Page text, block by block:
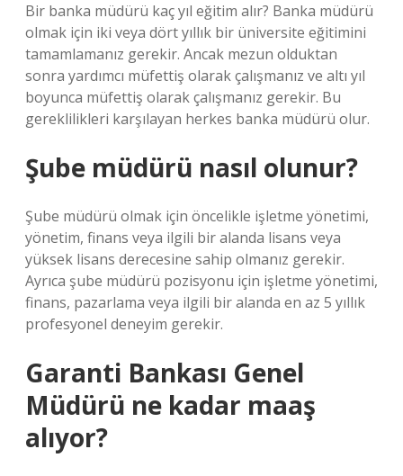
Bir banka müdürü kaç yıl eğitim alır? Banka müdürü
olmak için iki veya dört yıllık bir üniversite eğitimini
tamamlamanız gerekir. Ancak mezun olduktan
sonra yardımcı müfettiş olarak çalışmanız ve altı yıl
boyunca müfettiş olarak çalışmanız gerekir. Bu
gereklilikleri karşılayan herkes banka müdürü olur.
Şube müdürü nasıl olunur?
Şube müdürü olmak için öncelikle işletme yönetimi,
yönetim, finans veya ilgili bir alanda lisans veya
yüksek lisans derecesine sahip olmanız gerekir.
Ayrıca şube müdürü pozisyonu için işletme yönetimi,
finans, pazarlama veya ilgili bir alanda en az 5 yıllık
profesyonel deneyim gerekir.
Garanti Bankası Genel
Müdürü ne kadar maaş
alıyor?